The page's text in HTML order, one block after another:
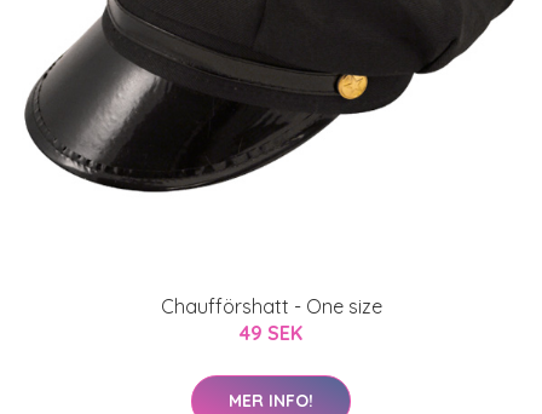
Chaufförshatt - One size
49 SEK
MER INFO!